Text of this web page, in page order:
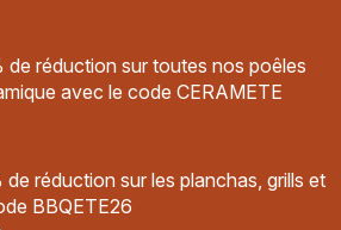
réduction sur toutes nos poêles
avec le code CERAMETE
réduction sur les planchas, grills et
BBQETE26